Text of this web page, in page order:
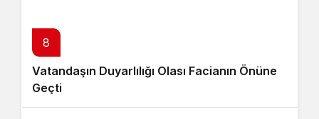
8
Vatandaşın Duyarlılığı Olası Facianın Önüne
Geçti